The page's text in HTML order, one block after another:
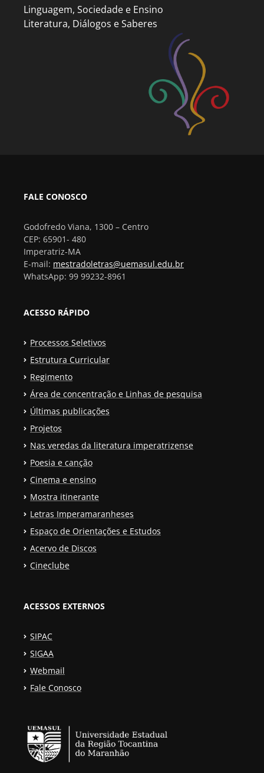
Linguagem, Sociedade e Ensino
Literatura, Diálogos e Saberes
FALE CONOSCO
Godofredo Viana, 1300 – Centro
CEP: 65901- 480
Imperatriz-MA
E-mail: mestradoletras@uemasul.edu.br
WhatsApp: 99 99232-8961
ACESSO RÁPIDO
Processos Seletivos
Estrutura Curricular
Regimento
Área de concentração e Linhas de pesquisa
Últimas publicações
Projetos
Nas veredas da literatura imperatrizense
Poesia e canção
Cinema e ensino
Mostra itinerante
Letras Imperamaranheses
Espaço de Orientações e Estudos
Acervo de Discos
Cineclube
ACESSOS EXTERNOS
SIPAC
SIGAA
Webmail
Fale Conosco